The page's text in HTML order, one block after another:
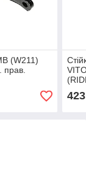
(W211)
прав.
423